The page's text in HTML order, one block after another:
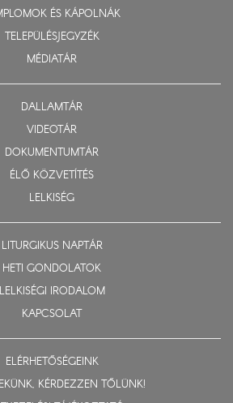
ÉS KÁPOLNÁK
TELEPÜLÉSJEGYZÉK
MÉDIATÁR
DALLAMTÁR
VIDEOTÁR
DOKUMENTUMTÁR
ÉLŐ KÖZVETÍTÉS
LELKISÉG
LITURGIKUS NAPTÁR
HETI GONDOLATOK
LELKISÉGI IRODALOM
KAPCSOLAT
ELÉRHETŐSÉGEINK
KÉRDEZZEN TŐLÜNK!